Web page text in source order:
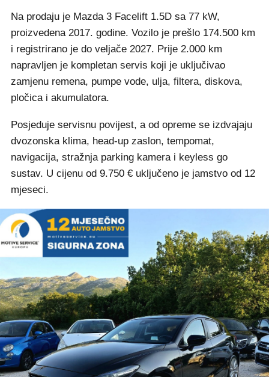
Na prodaju je Mazda 3 Facelift 1.5D sa 77 kW,
proizvedena 2017. godine. Vozilo je prešlo 174.500 km
i registrirano je do veljače 2027. Prije 2.000 km
napravljen je kompletan servis koji je uključivao
zamjenu remena, pumpe vode, ulja, filtera, diskova,
pločica i akumulatora.
Posjeduje servisnu povijest, a od opreme se izdvajaju
dvozonska klima, head-up zaslon, tempomat,
navigacija, stražnja parking kamera i keyless go
sustav. U cijenu od 9.750 € uključeno je jamstvo od 12
mjeseci.